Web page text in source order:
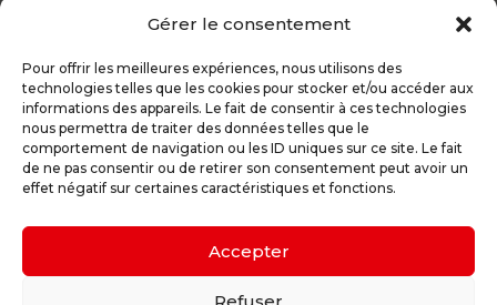
Gérer le consentement
Pour offrir les meilleures expériences, nous utilisons des
technologies telles que les cookies pour stocker et/ou accéder aux
informations des appareils. Le fait de consentir à ces technologies
nous permettra de traiter des données telles que le
comportement de navigation ou les ID uniques sur ce site. Le fait
de ne pas consentir ou de retirer son consentement peut avoir un
effet négatif sur certaines caractéristiques et fonctions.
Accepter
Refuser
Parcours d'achat
Nos garanties
Nos offres d’emploi
Actualités
Inspirez-vous
Nos conseils
Configurateur
Demande de devis
Parrain d’excellence